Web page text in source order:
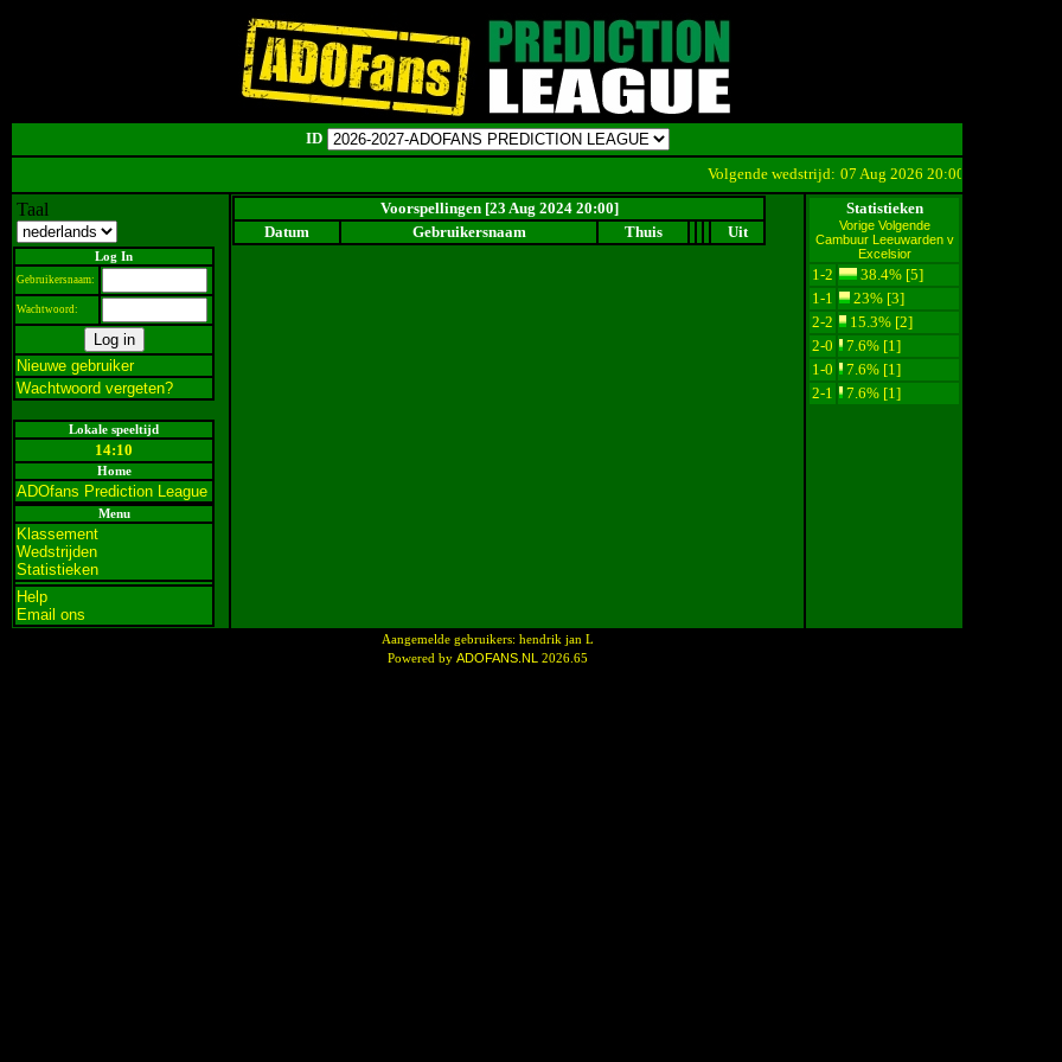
ID
Volgende wedstrijd: 07 Aug 2026 20:00 Cambuur
Taal
Log In
Gebruikersnaam:
Wachtwoord:
Nieuwe gebruiker
Wachtwoord vergeten?
Lokale speeltijd
14:10
Home
ADOfans Prediction League
Menu
Klassement
Wedstrijden
Statistieken
Help
Email ons
Voorspellingen [23 Aug 2024 20:00]
Datum
Gebruikersnaam Thuis Uit
Statistieken
Vorige Volgende
Cambuur Leeuwarden v
Excelsior
1-2
38.4% [5]
1-1
23% [3]
2-2
15.3% [2]
2-0
7.6% [1]
1-0
7.6% [1]
2-1
7.6% [1]
Aangemelde gebruikers: hendrik jan L
Powered by ADOFANS.NL 2026.65